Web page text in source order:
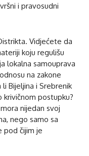
i pravosudni
Vidjećete da
koju regulišu
lokalna samouprava
na zakone
Bijeljina i Srebrenik
krivičnom postupku?
nijedan svoj
nego samo sa
pod čijim je